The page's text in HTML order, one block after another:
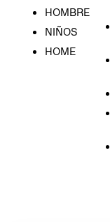
HOMBRE
NIÑOS
HOME